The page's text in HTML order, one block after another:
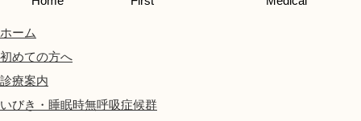
ホーム
初めての方へ
診療案内
いびき・睡眠時無呼吸症候群